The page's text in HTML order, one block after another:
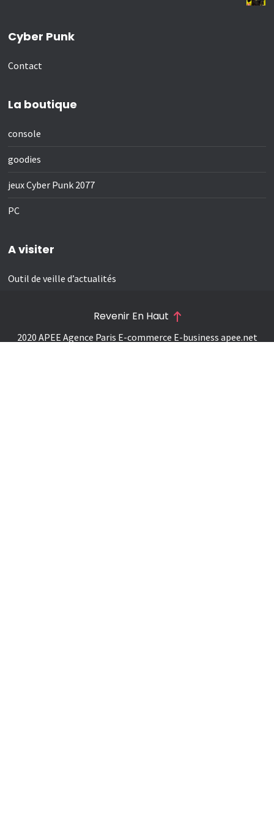
Cyber Punk
Contact
La boutique
console
goodies
jeux Cyber Punk 2077
PC
A visiter
Outil de veille d’actualités
2020 APEE Agence Paris E-commerce E-business apee.net
Revenir En Haut